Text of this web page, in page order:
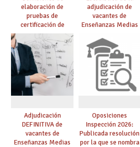
elaboración de
pruebas de
certificación de
competencia
lingüística: publicada
resolución definitiva
adjudicación de
vacantes de
Enseñanzas Medias
Adjudicación
DEFINITIVA de
vacantes de
Enseñanzas Medias
Oposiciones
Inspección 2026:
Publicada resolución
por la que se nombra